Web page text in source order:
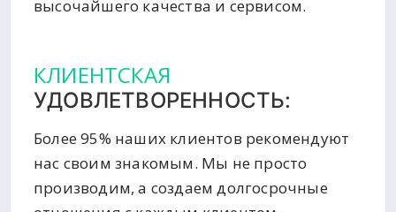
высочайшего качества и сервисом.
КЛИЕНТСКАЯ
УДОВЛЕТВОРЕННОСТЬ:
Более 95% наших клиентов рекомендуют
нас своим знакомым. Мы не просто
производим, а создаем долгосрочные